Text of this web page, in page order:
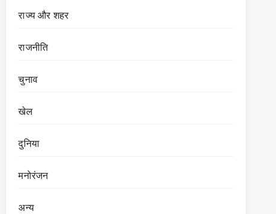
राज्य और शहर
राजनीति
चुनाव
खेल
दुनिया
मनोरंजन
अन्य